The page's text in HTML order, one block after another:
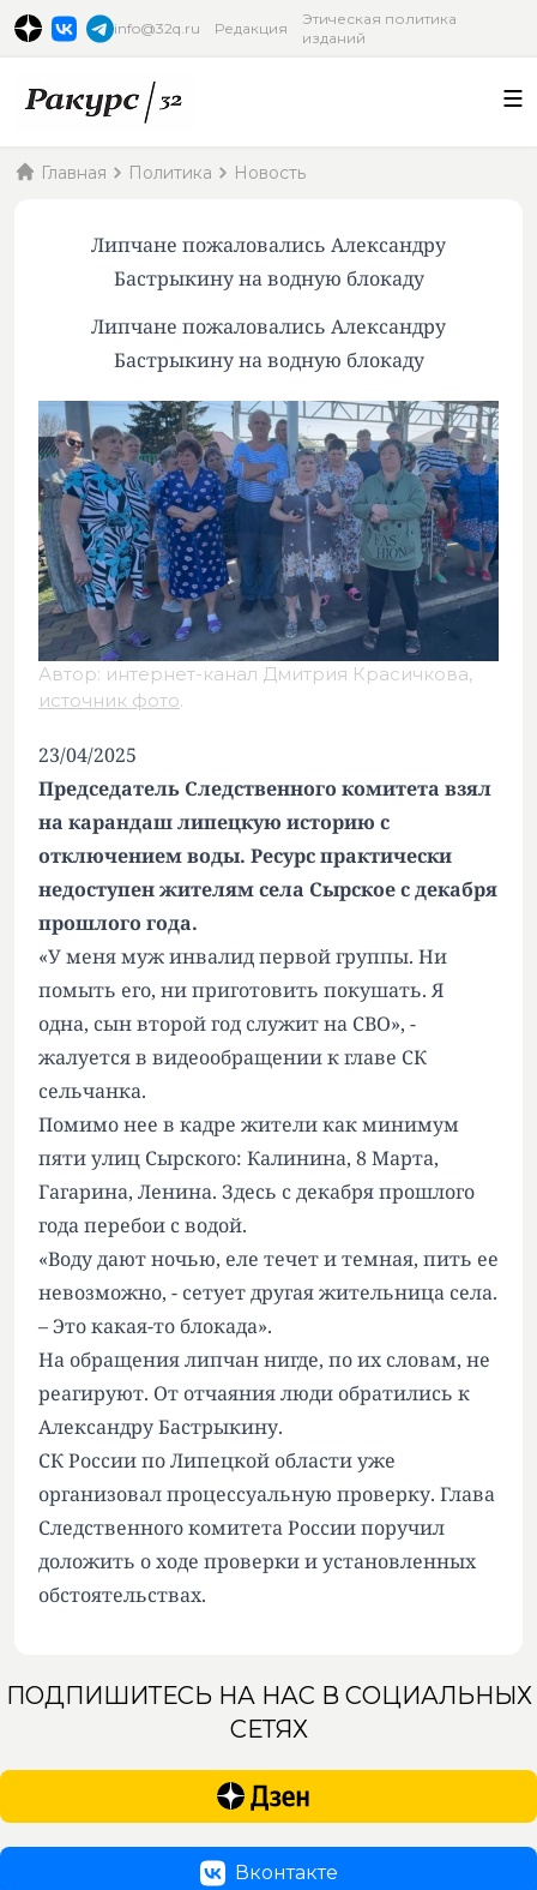
info@32q.ru Редакция
Этическая политика
изданий
Главная Политика Новость
Липчане пожаловались Александру
Бастрыкину на водную блокаду
Липчане пожаловались Александру
Бастрыкину на водную блокаду
Автор: интернет-канал Дмитрия Красичкова,
источник фото.
23/04/2025
Председатель Следственного комитета взял
на карандаш липецкую историю с
отключением воды. Ресурс практически
недоступен жителям села Сырское с декабря
прошлого года.
«У меня муж инвалид первой группы. Ни
помыть его, ни приготовить покушать. Я
одна, сын второй год служит на СВО», -
жалуется в видеообращении к главе СК
сельчанка.
Помимо нее в кадре жители как минимум
пяти улиц Сырского: Калинина, 8 Марта,
Гагарина, Ленина. Здесь с декабря прошлого
года перебои с водой.
«Воду дают ночью, еле течет и темная, пить ее
невозможно, - сетует другая жительница села.
– Это какая-то блокада».
На обращения липчан нигде, по их словам, не
реагируют. От отчаяния люди обратились к
Александру Бастрыкину.
СК России по Липецкой области уже
организовал процессуальную проверку. Глава
Следственного комитета России поручил
доложить о ходе проверки и установленных
обстоятельствах.
ПОДПИШИТЕСЬ НА НАС В СОЦИАЛЬНЫХ
СЕТЯХ
Вконтакте